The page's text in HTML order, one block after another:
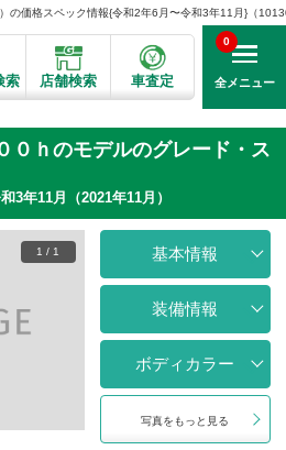
の価格スペック情報{令和2年6月〜令和3年11月}（
索 店舗検索 車査定 全メニュー
0
０ｈのモデルのグレード・ス
3年11月（2021年11月）
1 / 1 基本情報
装備情報
ボディカラー
写真をもっと見る